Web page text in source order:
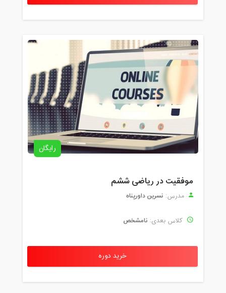
رایگان
موفقیت در ریاضی ششم
مدرس: نسرین داورپناه
کلاس بعدی: نامشخص
خرید دوره